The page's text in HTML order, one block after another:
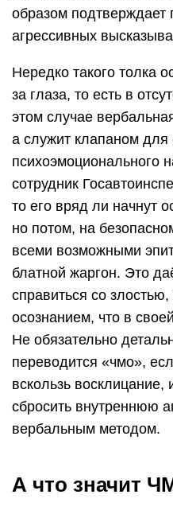
образом подтверждает
агрессивных
Нередко такого толка
за глаза, то есть в
этом случае
а служит клапаном для
психоэмоционального
сотрудник
то его вряд ли начнут
но потом, на
всеми возможными
блатной жаргон. Это
справиться со
осознанием, что в
Не обязательно
переводится «чмо»,
вскользь
сбросить внутреннюю
вербальным методом.
А что значит